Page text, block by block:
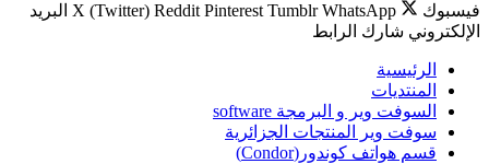
فيسبوك
X (Twitter) Reddit Pinterest Tumblr WhatsApp
البريد
الإلكتروني شارك الرابط
الرئيسية
المنتديات
السوفت وير و البرمجة software
سوفت وير المنتجات الجزائرية
قسم هواتف كوندور(Condor)